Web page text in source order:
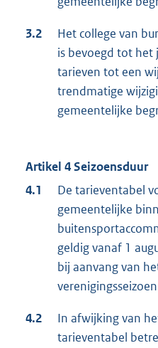
3.2
Het college van
is bevoegd tot het
tarieven tot een
trendmatige
gemeentelijke
Artikel 4 Seizoensduur
4.1
De tarieventabel
gemeentelijke
geldig vanaf 1
bij aanvang van
4.2
In afwijking van
tarieventabel